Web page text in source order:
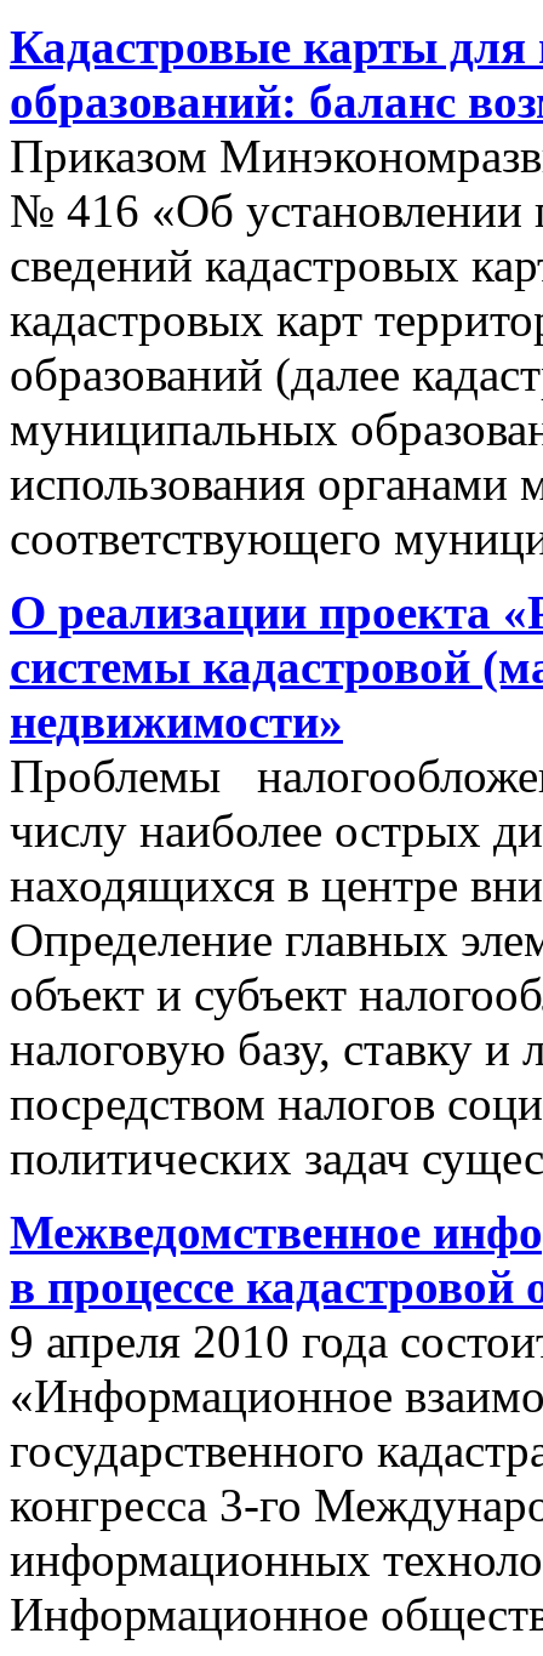
Кадастровые карты
образований: баланс
Приказом
№ 416 «Об установлении
сведений кадастровых
кадастровых карт
образований (далее
муниципальных
использования органами
соответствующего
О реализации проекта
системы кадастровой
недвижимости»
Проблемы
числу наиболее острых
находящихся в центре
Определение главных
объект и субъект
налоговую базу, ставку и
посредством налогов
политических задач
Межведомственное
в процессе
9 апреля 2010 года
«Информационное
государственного
конгресса 3-го
информационных
Информационное